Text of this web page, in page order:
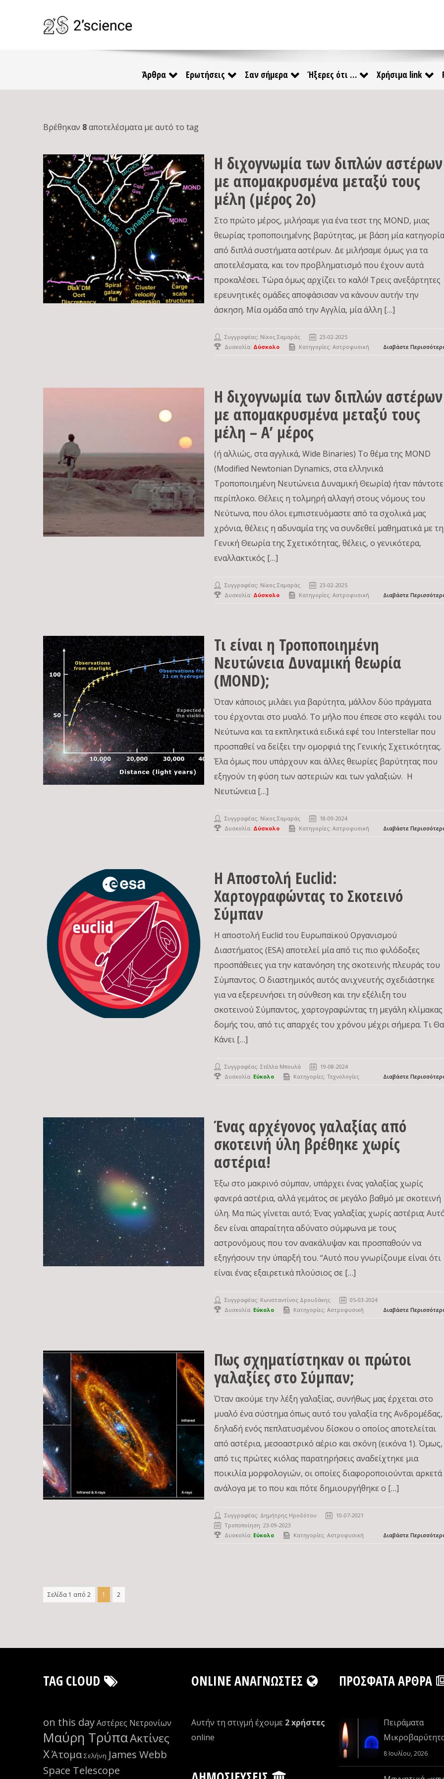
Άρθρα Ερωτήσεις Σαν σήμερα Ήξερες ότι … Χρήσιμα link
Βρέθηκαν 8αποτελέσματα με αυτό το tag
Η διχογνωμία των διπλών αστέρων
με απομακρυσμένα μεταξύ τους
μέλη (μέρος 2ο)
Στο πρώτο μέρος, μιλήσαμε για ένα τεστ της MOND, μιας
θεωρίας τροποποιημένης βαρύτητας, με βάση μία
από διπλά συστήματα αστέρων. Δε μιλήσαμε όμως για τα
αποτελέσματα, και τον προβληματισμό που έχουν αυτά
προκαλέσει. Τώρα όμως αρχίζει το καλό! Τρεις ανεξάρτητες
ερευνητικές ομάδες αποφάσισαν να κάνουν αυτήν την
άσκηση. Μία ομάδα από την Αγγλία, μία άλλη […]
Συγγραφέας: Νίκος Σαμαράς
23-02-2025
Δυσκολία: Δύσκολο Κατηγορίες:Αστροφυσική Διαβάστε
Η διχογνωμία των διπλών αστέρων
με απομακρυσμένα μεταξύ τους
μέλη – Α’ μέρος
(ή αλλιώς, στα αγγλικά, Wide Binaries) Το θέμα της MOND
(Modified Newtonian Dynamics, στα ελληνικά
Τροποποιημένη Νευτώνεια Δυναμική Θεωρία) ήταν πάντοτε
περίπλοκο. Θέλεις η τολμηρή αλλαγή στους νόμους του
Νεύτωνα, που όλοι εμπιστευόμαστε από τα σχολικά μας
χρόνια, θέλεις η αδυναμία της να συνδεθεί μαθηματικά με τη
Γενική Θεωρία της Σχετικότητας, θέλεις, ο γενικότερα,
εναλλακτικός […]
Συγγραφέας: Νίκος Σαμαράς
23-02-2025
Δυσκολία: Δύσκολο Κατηγορίες:Αστροφυσική Διαβάστε
Τι είναι η Τροποποιημένη
Νευτώνεια Δυναμική θεωρία
(MOND);
Όταν κάποιος μιλάει για βαρύτητα, μάλλον δύο πράγματα
του έρχονται στο μυαλό. Το μήλο που έπεσε στο κεφάλι του
Νεύτωνα και τα εκπληκτικά ειδικά εφέ του Interstellar που
προσπαθεί να δείξει την ομορφιά της Γενικής Σχετικότητας.
Έλα όμως που υπάρχουν και άλλες θεωρίες βαρύτητας που
εξηγούν τη φύση των αστεριών και των γαλαξιών. Η
Νευτώνεια […]
Συγγραφέας: Νίκος Σαμαράς
18-09-2024
Δυσκολία: Δύσκολο Κατηγορίες:Αστροφυσική Διαβάστε
Η Αποστολή Euclid:
Χαρτογραφώντας το Σκοτεινό
Σύμπαν
Η αποστολή Euclid του Ευρωπαϊκού Οργανισμού
Διαστήματος (ESA) αποτελεί μία από τις πιο φιλόδοξες
προσπάθειες για την κατανόηση της σκοτεινής πλευράς του
Σύμπαντος. Ο διαστημικός αυτός ανιχνευτής σχεδιάστηκε
για να εξερευνήσει τη σύνθεση και την εξέλιξη του
σκοτεινού Σύμπαντος, χαρτογραφώντας τη μεγάλη κλίμακας
δομής του, από τις απαρχές του χρόνου μέχρι σήμερα. Τι Θα
Κάνει […]
Συγγραφέας:Στέλλα Μπουλά
19-08-2024
Δυσκολία: Εύκολο Κατηγορίες:Τεχνολογίες Διαβάστε
Ένας αρχέγονος γαλαξίας από
σκοτεινή ύλη βρέθηκε χωρίς
αστέρια!
Έξω στο μακρινό σύμπαν, υπάρχει ένας γαλαξίας χωρίς
φανερά αστέρια, αλλά γεμάτος σε μεγάλο βαθμό με σκοτεινή
ύλη. Μα πώς γίνεται αυτό; Ένας γαλαξίας χωρίς αστέρια;
δεν είναι απαραίτητα αδύνατο σύμφωνα με τους
αστρονόμους που τον ανακάλυψαν και προσπαθούν να
εξηγήσουν την ύπαρξή του. “Αυτό που γνωρίζουμε είναι ότι
είναι ένας εξαιρετικά πλούσιος σε […]
Συγγραφέας: Κωνσταντίνος Δρουδάκης
05-03-2024
Δυσκολία: Εύκολο Κατηγορίες:Αστροφυσική Διαβάστε
Πως σχηματίστηκαν οι πρώτοι
γαλαξίες στο Σύμπαν;
Όταν ακούμε την λέξη γαλαξίας, συνήθως μας έρχεται στο
μυαλό ένα σύστημα όπως αυτό του γαλαξία της Ανδρομέδας,
δηλαδή ενός πεπλατυσμένου δίσκου ο οποίος αποτελείται
από αστέρια, μεσοαστρικό αέριο και σκόνη (εικόνα 1). Όμως,
από τις πρώτες κιόλας παρατηρήσεις αναδείχτηκε μια
ποικιλία μορφολογιών, οι οποίες διαφοροποιούνται αρκετά
ανάλογα με το που και πότε δημιουργήθηκε ο […]
Συγγραφέας: Δημήτρης Ηροδότου
10-07-2021
Τροποποίηση: 23-09-2023
Δυσκολία: Εύκολο Κατηγορίες:Αστροφυσική Διαβάστε
Σελίδα 1 από 2 1 2
TAG CLOUD
on this dayΑστέρες Νετρονίων
Μαύρη ΤρύπαΑκτίνες
ΧΆτομα Σελήνη James Webb
Space Telescope
ONLINE ΑΝΑΓΝΏΣΤΕΣ
Αυτήν τη στιγμή έχουμε 2 xρήστες
οnline
ΠΡΌΣΦΑΤΑ ΆΡΘΡΑ
Πειράματα
8 Ιουλίου, 2026